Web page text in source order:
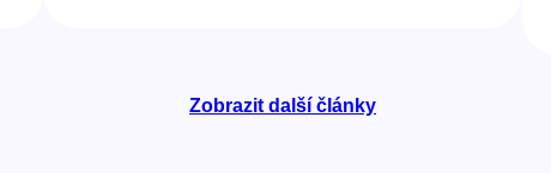
Zobrazit další články